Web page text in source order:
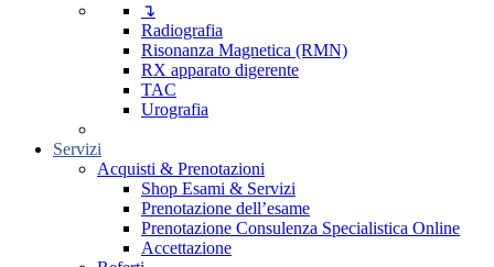
↴
Radiografia
Risonanza Magnetica (RMN)
RX apparato digerente
TAC
Urografia
Servizi
Acquisti & Prenotazioni
Shop Esami & Servizi
Prenotazione dell’esame
Prenotazione Consulenza Specialistica Online
Accettazione